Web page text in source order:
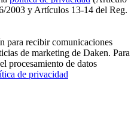
2003 y Artículos 13-14 del Reg.
para recibir comunicaciones
de marketing de Daken. Para
procesamiento de datos
de privacidad